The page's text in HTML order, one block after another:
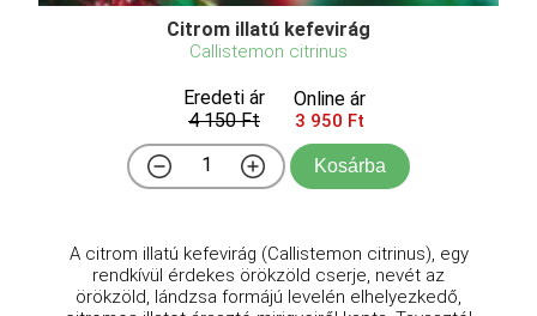
Citrom illatú kefevirág
Callistemon citrinus
Eredeti ár
4 150 Ft
Online ár
3 950 Ft
Kosárba
A citrom illatú kefevirág (Callistemon citrinus), egy
rendkívül érdekes örökzöld cserje, nevét az
örökzöld, lándzsa formájú levelén elhelyezkedő,